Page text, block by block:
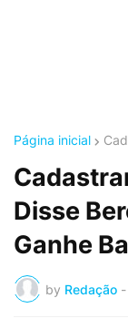
Página inicial
Disse
Ganhe
by Redação -